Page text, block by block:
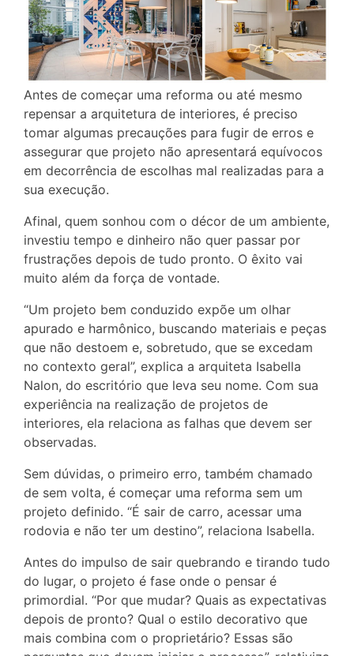
Antes de começar uma reforma ou até mesmo
repensar a arquitetura de interiores, é preciso
tomar algumas precauções para fugir de erros e
assegurar que projeto não apresentará equívocos
em decorrência de escolhas mal realizadas para a
sua execução.
Afinal, quem sonhou com o décor de um ambiente,
investiu tempo e dinheiro não quer passar por
frustrações depois de tudo pronto. O êxito vai
muito além da força de vontade.
“Um projeto bem conduzido expõe um olhar
apurado e harmônico, buscando materiais e peças
que não destoem e, sobretudo, que se excedam
no contexto geral”, explica a arquiteta Isabella
Nalon, do escritório que leva seu nome. Com sua
experiência na realização de projetos de
interiores, ela relaciona as falhas que devem ser
observadas.
Sem dúvidas, o primeiro erro, também chamado
de sem volta, é começar uma reforma sem um
projeto definido. “É sair de carro, acessar uma
rodovia e não ter um destino”, relaciona Isabella.
Antes do impulso de sair quebrando e tirando tudo
do lugar, o projeto é fase onde o pensar é
primordial. “Por que mudar? Quais as expectativas
depois de pronto? Qual o estilo decorativo que
mais combina com o proprietário? Essas são